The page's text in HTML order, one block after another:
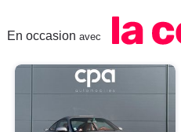
En occasion avec